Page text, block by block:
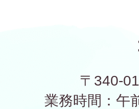
〒340-
業務時間：午